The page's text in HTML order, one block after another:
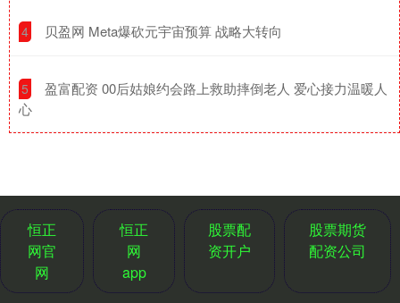
4 ​贝盈网 Meta爆砍元宇宙预算 战略大转向
5
​盈富配资 00后姑娘约会路上救助摔倒老人 爱心接力温暖人
心
恒正
网官
网
恒正
网
app
股票配
资开户
股票期货
配资公司